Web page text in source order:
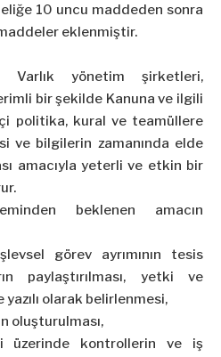
10 uncu maddeden sonra
eklenmiştir.
yönetim şirketleri,
bir şekilde Kanuna ve ilgili
politika, kural ve teamüllere
ve bilgilerin zamanında elde
amacıyla yeterli ve etkin bir
beklenen amacın
görev ayrımının tesis
paylaştırılması, yetki ve
olarak belirlenmesi,
oluşturulması,
üzerinde kontrollerin ve iş